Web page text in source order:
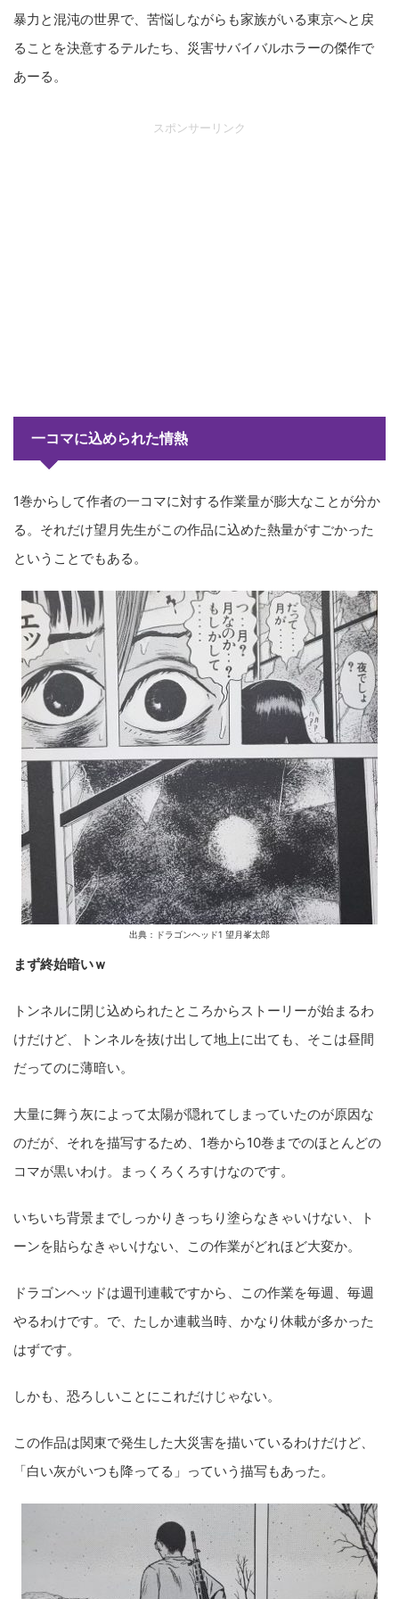
暴力と混沌の世界で、苦悩しながらも家族がいる東京へと戻
ることを決意するテルたち、災害サバイバルホラーの傑作で
あーる。
スポンサーリンク
一コマに込められた情熱
1巻からして作者の一コマに対する作業量が膨大なことが分か
る。それだけ望月先生がこの作品に込めた熱量がすごかった
ということでもある。
出典：ドラゴンヘッド1 望月峯太郎
まず終始暗いｗ
トンネルに閉じ込められたところからストーリーが始まるわ
けだけど、トンネルを抜け出して地上に出ても、そこは昼間
だってのに薄暗い。
大量に舞う灰によって太陽が隠れてしまっていたのが原因な
のだが、それを描写するため、1巻から10巻までのほとんどの
コマが黒いわけ。まっくろくろすけなのです。
いちいち背景までしっかりきっちり塗らなきゃいけない、ト
ーンを貼らなきゃいけない、この作業がどれほど大変か。
ドラゴンヘッドは週刊連載ですから、この作業を毎週、毎週
やるわけです。で、たしか連載当時、かなり休載が多かった
はずです。
しかも、恐ろしいことにこれだけじゃない。
この作品は関東で発生した大災害を描いているわけだけど、
「白い灰がいつも降ってる」っていう描写もあった。